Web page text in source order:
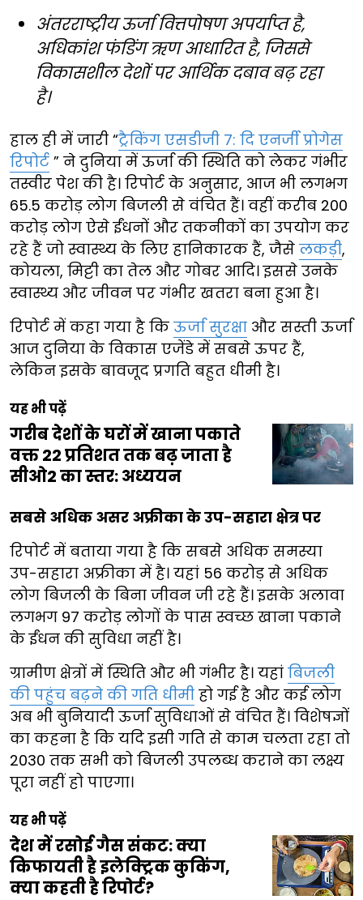
अंतरराष्ट्रीय ऊर्जा वित्तपोषण अपर्याप्त है,
अधिकांश फंडिंग ऋण आधारित है, जिससे
विकासशील देशों पर आर्थिक दबाव बढ़ रहा
है।
हाल ही में जारी “ट्रैकिंग एसडीजी 7: दि एनर्जी प्रोगेस
रिपोर्ट ” ने दुनिया में ऊर्जा की स्थिति को लेकर गंभीर
तस्वीर पेश की है। रिपोर्ट के अनुसार, आज भी लगभग
65.5 करोड़ लोग बिजली से वंचित हैं। वहीं करीब 200
करोड़ लोग ऐसे ईंधनों और तकनीकों का उपयोग कर
रहे हैं जो स्वास्थ्य के लिए हानिकारक हैं, जैसे लकड़ी,
कोयला, मिट्टी का तेल और गोबर आदि। इससे उनके
स्वास्थ्य और जीवन पर गंभीर खतरा बना हुआ है।
रिपोर्ट में कहा गया है कि ऊर्जा सुरक्षा और सस्ती ऊर्जा
आज दुनिया के विकास एजेंडे में सबसे ऊपर हैं,
लेकिन इसके बावजूद प्रगति बहुत धीमी है।
यह भी पढ़ें
गरीब देशों के घरों में खाना पकाते
वक्त 22 प्रतिशत तक बढ़ जाता है
सीओ2 का स्तर: अध्ययन
सबसे अधिक असर अफ्रीका के उप-सहारा क्षेत्र पर
रिपोर्ट में बताया गया है कि सबसे अधिक समस्या
उप-सहारा अफ्रीका में है। यहां 56 करोड़ से अधिक
लोग बिजली के बिना जीवन जी रहे हैं। इसके अलावा
लगभग 97 करोड़ लोगों के पास स्वच्छ खाना पकाने
के ईंधन की सुविधा नहीं है।
ग्रामीण क्षेत्रों में स्थिति और भी गंभीर है। यहां बिजली
की पहुंच बढ़ने की गति धीमी हो गई है और कई लोग
अब भी बुनियादी ऊर्जा सुविधाओं से वंचित हैं। विशेषज्ञों
का कहना है कि यदि इसी गति से काम चलता रहा तो
2030 तक सभी को बिजली उपलब्ध कराने का लक्ष्य
पूरा नहीं हो पाएगा।
यह भी पढ़ें
देश में रसोई गैस संकट: क्या
किफायती है इलेक्ट्रिक कुकिंग,
क्या कहती है रिपोर्ट?